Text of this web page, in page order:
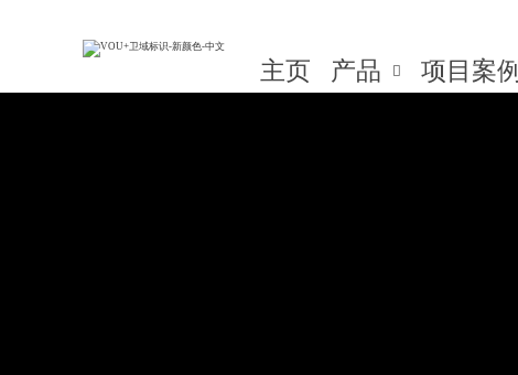
主页 产品  项目案例